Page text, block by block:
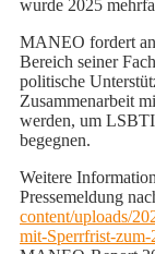
wurde 2025
MANEO fordert
Bereich seiner
politische
Zusammenarbeit
werden, um
begegnen.
Weitere
Pressemeldung
content/uploads/
mit-Sperrfrist-